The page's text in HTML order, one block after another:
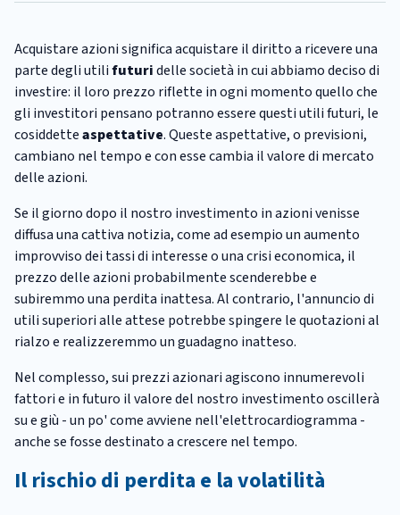
Acquistare azioni significa acquistare il diritto a ricevere una
parte degli utilifuturidelle società in cui abbiamo deciso di
investire: il loro prezzo riflette in ogni momento quello che
gli investitori pensano potranno essere questi utili futuri, le
cosiddetteaspettative. Queste aspettative, o previsioni,
cambiano nel tempo e con esse cambia il valore di mercato
delle azioni.
Se il giorno dopo il nostro investimento in azioni venisse
diffusa una cattiva notizia, come ad esempio un aumento
improvviso dei tassi di interesse o una crisi economica, il
prezzo delle azioni probabilmente scenderebbe e
subiremmo una perdita inattesa. Al contrario, l'annuncio di
utili superiori alle attese potrebbe spingere le quotazioni al
rialzo e realizzeremmo un guadagno inatteso.
Nel complesso, sui prezzi azionari agiscono innumerevoli
fattori e in futuro il valore del nostro investimento oscillerà
su e giù - un po' come avviene nell'elettrocardiogramma -
anche se fosse destinato a crescere nel tempo.
Il rischio di perdita e la volatilità